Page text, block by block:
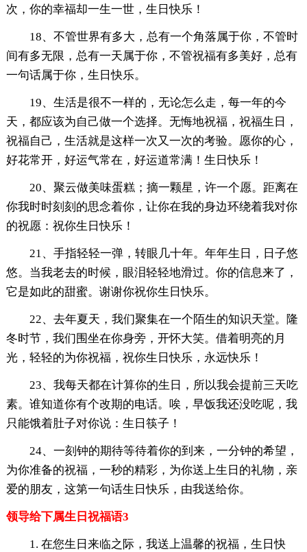
次，你的幸福却一生一世，生日快乐！
18、不管世界有多大，总有一个角落属于你，不管时
间有多无限，总有一天属于你，不管祝福有多美好，总有
一句话属于你，生日快乐。
19、生活是很不一样的，无论怎么走，每一年的今
天，都应该为自己做一个选择。无悔地祝福，祝福生日，
祝福自己，生活就是这样一次又一次的考验。愿你的心，
好花常开，好运气常在，好运道常满！生日快乐！
20、聚云做美味蛋糕；摘一颗星，许一个愿。距离在
你我时时刻刻的思念着你，让你在我的身边环绕着我对你
的祝愿：祝你生日快乐！
21、手指轻轻一弹，转眼几十年。年年生日，日子悠
悠。当我老去的时候，眼泪轻轻地滑过。你的信息来了，
它是如此的甜蜜。谢谢你祝你生日快乐。
22、去年夏天，我们聚集在一个陌生的知识天堂。隆
冬时节，我们围坐在你身旁，开怀大笑。借着明亮的月
光，轻轻的为你祝福，祝你生日快乐，永远快乐！
23、我每天都在计算你的生日，所以我会提前三天吃
素。谁知道你有个改期的电话。唉，早饭我还没吃呢，我
只能饿着肚子对你说：生日筷子！
24、一刻钟的期待等待着你的到来，一分钟的希望，
为你准备的祝福，一秒的精彩，为你送上生日的礼物，亲
爱的朋友，这第一句话生日快乐，由我送给你。
领导给下属生日祝福语3
1. 在您生日来临之际，我送上温馨的祝福，生日快